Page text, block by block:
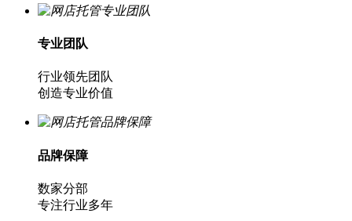
专业团队
行业领先团队
创造专业价值
品牌保障
数家分部
专注行业多年